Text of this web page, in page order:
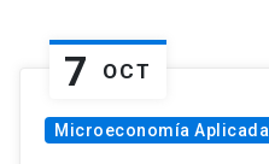
7 OCT
Microeconomía Aplicada